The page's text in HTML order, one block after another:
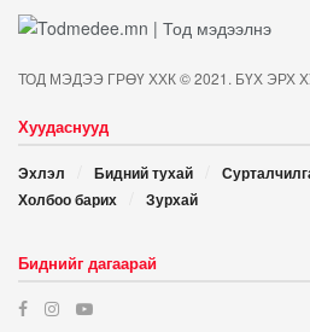
ТОД МЭДЭЭ ГРӨҮ ХХК © 2021. БҮХ ЭРХ
Хуудаснууд
Эхлэл Бидний тухай
Холбоо барих
Зурхай
Биднийг дагаарай